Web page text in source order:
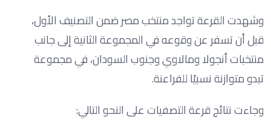
وشهدت القرعة تواجد منتخب مصر ضمن التصنيف الأول،
قبل أن تسفر عن وقوعه في المجموعة الثانية إلى جانب
منتخبات أنجولا ومالاوي وجنوب السودان، في مجموعة
تبدو متوازنة نسبيًا للفراعنة.
وجاءت نتائج قرعة التصفيات على النحو التالي: